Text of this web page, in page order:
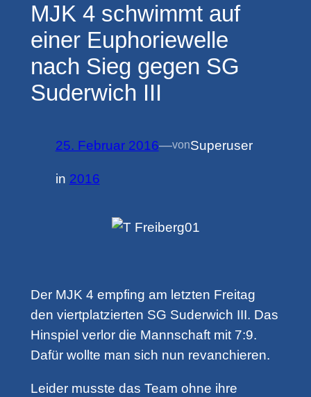
MJK 4 schwimmt auf
einer Euphoriewelle
nach Sieg gegen SG
Suderwich III
25. Februar 2016—vonSuperuser
in 2016
Der MJK 4 empfing am letzten Freitag
den viertplatzierten SG Suderwich III. Das
Hinspiel verlor die Mannschaft mit 7:9.
Dafür wollte man sich nun revanchieren.
Leider musste das Team ohne ihre